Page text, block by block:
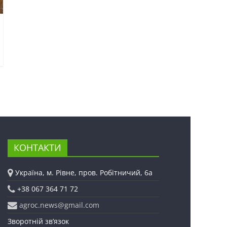
КОНТАКТИ
Україна, м. Рівне, пров. Робітничий, 6а
+38 067 364 71 72
agroc.news@gmail.com
Зворотній зв’язок